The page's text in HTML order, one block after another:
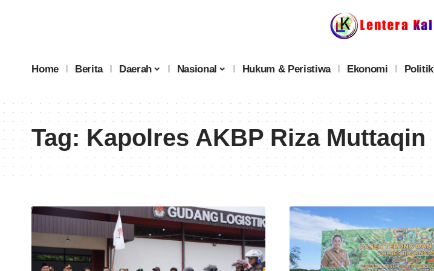
Home Berita Daerah Nasional Hukum & Peristiwa Ekonomi Politik
Tag:Kapolres AKBP Riza Muttaqin